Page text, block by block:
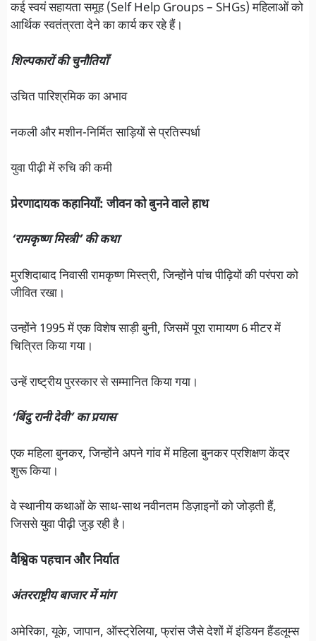
कई स्वयं सहायता समूह (Self Help Groups – SHGs) महिलाओं को
आर्थिक स्वतंत्रता देने का कार्य कर रहे हैं।
शिल्पकारों की चुनौतियाँ
उचित पारिश्रमिक का अभाव
नकली और मशीन-निर्मित साड़ियों से प्रतिस्पर्धा
युवा पीढ़ी में रुचि की कमी
प्रेरणादायक कहानियाँ: जीवन को बुनने वाले हाथ
‘रामकृष्ण मिस्त्री’ की कथा
मुरशिदाबाद निवासी रामकृष्ण मिस्त्री, जिन्होंने पांच पीढ़ियों की परंपरा को
जीवित रखा।
उन्होंने 1995 में एक विशेष साड़ी बुनी, जिसमें पूरा रामायण 6 मीटर में
चित्रित किया गया।
उन्हें राष्ट्रीय पुरस्कार से सम्मानित किया गया।
‘बिंदु रानी देवी’ का प्रयास
एक महिला बुनकर, जिन्होंने अपने गांव में महिला बुनकर प्रशिक्षण केंद्र
शुरू किया।
वे स्थानीय कथाओं के साथ-साथ नवीनतम डिज़ाइनों को जोड़ती हैं,
जिससे युवा पीढ़ी जुड़ रही है।
वैश्विक पहचान और निर्यात
अंतरराष्ट्रीय बाजार में मांग
अमेरिका, यूके, जापान, ऑस्ट्रेलिया, फ्रांस जैसे देशों में इंडियन हैंडलूम्स